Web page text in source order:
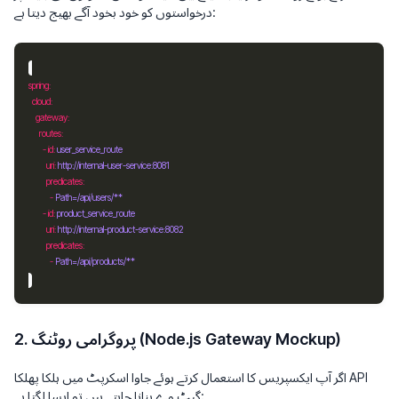
درخواستوں کو خود بخود آگے بھیج دیتا ہے:
spring
cloud
gateway
routes
        -
id: user_service_route
uri: http://internal-user-service:8081
predicates
            -
Path=/api/users/**
        -
id: product_service_route
uri: http://internal-product-service:8082
predicates
            -
Path=/api/products/**
2. پروگرامی روٹنگ (Node.js Gateway Mockup)
اگر آپ ایکسپریس کا استعمال کرتے ہوئے جاوا اسکرپٹ میں ہلکا پھلکا API
گیٹ وے بنانا چاہتے ہیں تو ایسا لگتا ہے: